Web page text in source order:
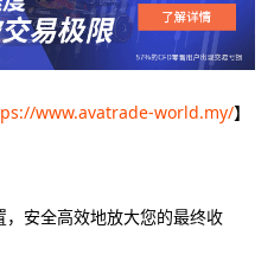
www.avatrade-world.my/】
安全高效地放大您的最终收